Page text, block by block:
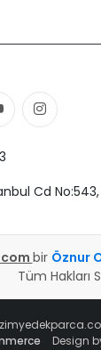
Cd
bir Öznur
Tüm Hakları
Design